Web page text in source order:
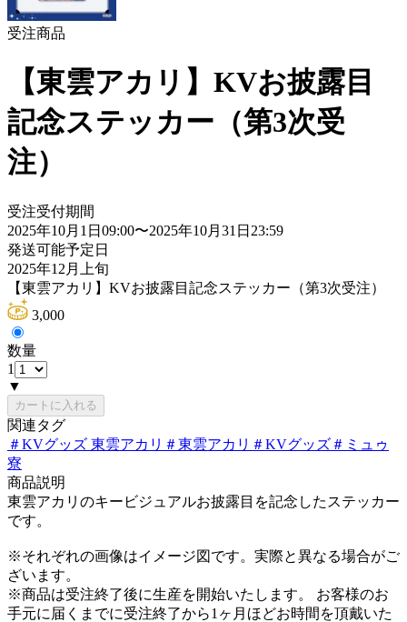
受注商品
【東雲アカリ】KVお披露目
記念ステッカー（第3次受
注）
受注受付期間
2025年10月1日09:00〜2025年10月31日23:59
発送可能予定日
2025年12月上旬
【東雲アカリ】KVお披露目記念ステッカー（第3次受注）
3,000
数量
1
▼
カートに入れる
関連タグ
＃KVグッズ 東雲アカリ ＃東雲アカリ ＃KVグッズ＃ ミュゥ
寮
商品説明
東雲アカリのキービジュアルお披露目を記念したステッカー
です。
※それぞれの画像はイメージ図です。実際と異なる場合がご
ざいます。
※商品は受注終了後に生産を開始いたします。 お客様のお
手元に届くまでに受注終了から1ヶ月ほどお時間を頂戴いた